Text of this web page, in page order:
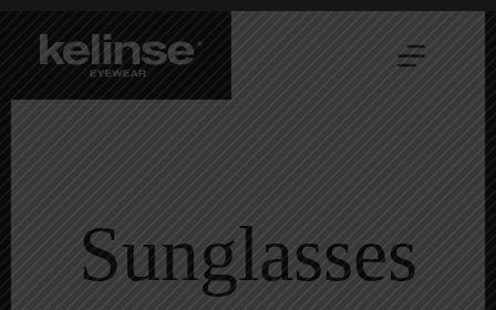
content
Sunglasses